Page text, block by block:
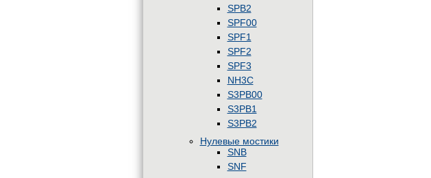
SPB2
SPF00
SPF1
SPF2
SPF3
NH3C
S3PB00
S3PB1
S3PB2
Нулевые мостики
SNB
SNF